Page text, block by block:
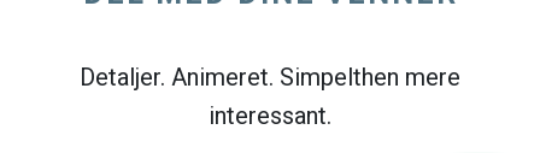
Madrid, og dine venner bor i Dublin og
Detaljer. Animeret. Simpelthen mere
interessant.